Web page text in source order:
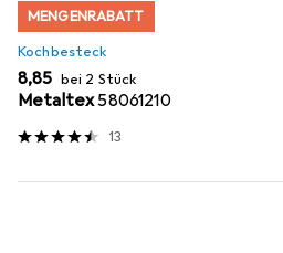
MENGENRABATT
Kochbesteck
EUR
8,85 bei 2 Stück
Metaltex58061210
13